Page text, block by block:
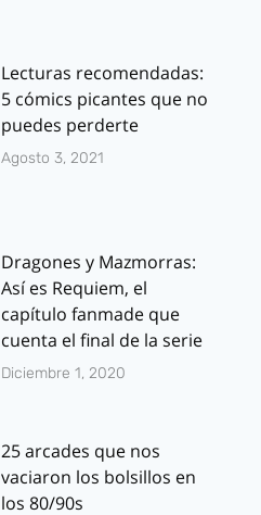
Lecturas recomendadas:
5 cómics picantes que no
puedes perderte
Agosto 3, 2021
Dragones y Mazmorras:
Así es Requiem, el
capítulo fanmade que
cuenta el final de la serie
Diciembre 1, 2020
25 arcades que nos
vaciaron los bolsillos en
los 80/90s